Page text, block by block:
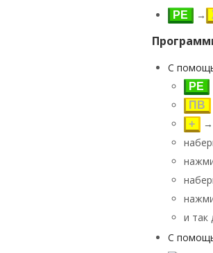
РЕ →
С
РЕ
ПВ
+ →
и так
С